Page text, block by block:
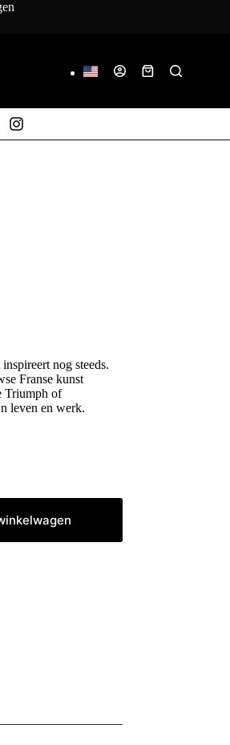
Winkelwagen
nog steeds.
Franse kunst
Triumph of
leven en werk.